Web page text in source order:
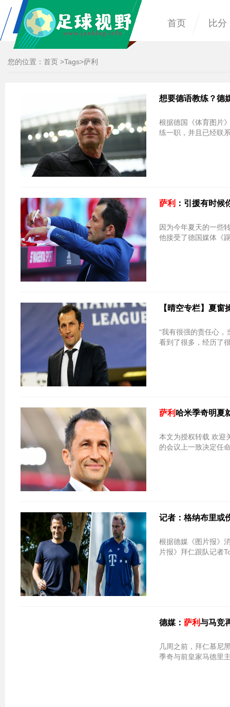
首页 比分
您的位置： 首页 >Tags>萨利
想要德语教练？德
根据德国《体育图片
练一职，并且已经联
萨利 ：引援有时候
因为今年夏天的一些
他接受了德国媒体《
【晴空专栏】夏
“我有很强的责任心
看到了很多，经历了
萨利 哈米季奇明夏
本文为授权转载 欢迎
的会议上一致决定任
记者：格纳布里或
根据德媒《图片报》
片报》拜仁跟队记者
德媒： 萨利与马竞
几周之前，拜仁慕尼
季奇与前皇家马德里